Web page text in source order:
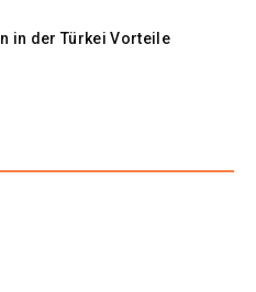
in der Türkei Vorteile